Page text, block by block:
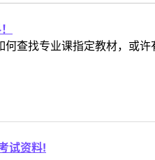
查找专业课指定教材，或
试资料!